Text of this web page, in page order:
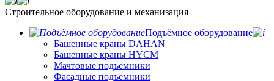
Строительное оборудование и механизация
Подъёмное оборудование
Башенные краны DAHAN
Башенные краны HYCM
Мачтовые подъемники
Фасадные подъемники